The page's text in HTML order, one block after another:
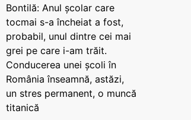
Bontilă: Anul școlar care
tocmai s-a încheiat a fost,
probabil, unul dintre cei mai
grei pe care i-am trăit.
Conducerea unei școli în
România înseamnă, astăzi,
un stres permanent, o muncă
titanică